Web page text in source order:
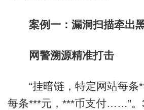
案例一：漏洞扫描牵出黑
网警溯源精准打击
“挂暗链，特定网站每条
每条***元，***币支付……”。